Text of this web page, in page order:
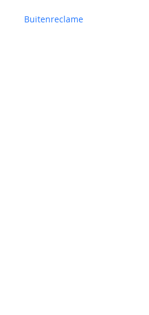
Buitenreclame